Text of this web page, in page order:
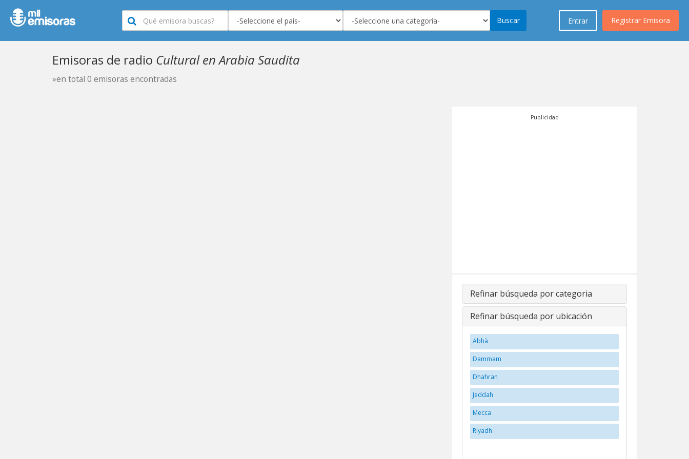
Registrar Emisora
Entrar
Buscar
Emisoras de radio Cultural en Arabia Saudita
»en total 0 emisoras encontradas
Publicidad
Refinar búsqueda por categoria
Refinar búsqueda por ubicación
Abhā
Dammam
Dhahran
Jeddah
Mecca
Riyadh